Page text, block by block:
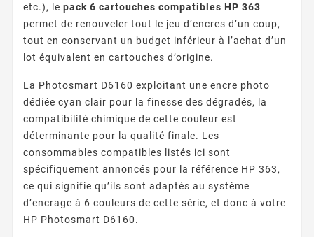
etc.), le pack 6 cartouches compatibles HP 363
permet de renouveler tout le jeu d’encres d’un coup,
tout en conservant un budget inférieur à l’achat d’un
lot équivalent en cartouches d’origine.
La Photosmart D6160 exploitant une encre photo
dédiée cyan clair pour la finesse des dégradés, la
compatibilité chimique de cette couleur est
déterminante pour la qualité finale. Les
consommables compatibles listés ici sont
spécifiquement annoncés pour la référence HP 363,
ce qui signifie qu’ils sont adaptés au système
d’encrage à 6 couleurs de cette série, et donc à votre
HP Photosmart D6160.